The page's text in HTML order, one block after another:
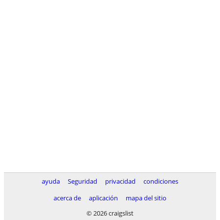
ayuda Seguridad privacidad
condiciones
acerca de
aplicación
mapa del sitio
© 2026 craigslist